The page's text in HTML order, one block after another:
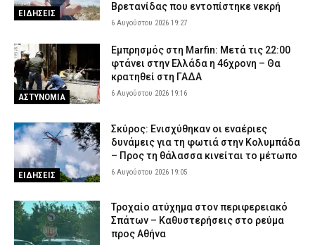
ΕΙΔΗΣΕΙΣ
Βρετανίδας που εντοπίστηκε νεκρή
6 Αυγούστου 2026 19:27
ΑΣΤΥΝΟΜΙΑ
Εμπρησμός στη Marfin: Μετά τις 22:00
φτάνει στην Ελλάδα η 46χρονη – Θα
κρατηθεί στη ΓΑΔΑ
6 Αυγούστου 2026 19:16
ΕΙΔΗΣΕΙΣ
Σκύρος: Ενισχύθηκαν οι εναέριες
δυνάμεις για τη φωτιά στην Κολυμπάδα
– Προς τη θάλασσα κινείται το μέτωπο
6 Αυγούστου 2026 19:05
Τροχαίο ατύχημα στον περιφερειακό
Σπάτων – Καθυστερήσεις στο ρεύμα
προς Αθήνα